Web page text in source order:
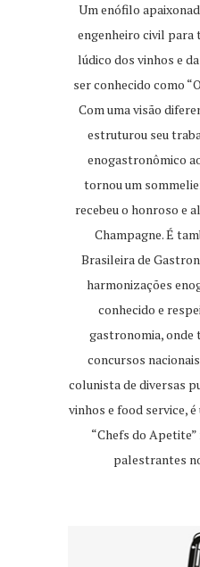
Um enófilo
engenheiro civil para
lúdico dos vinhos e
ser conhecido como
Com uma visão
estruturou seu
enogastronômico
tornou um
recebeu o honroso e
Champagne. É
Brasileira de
harmonizações
conhecido e
gastronomia, onde
concursos
colunista de diversas
vinhos e food service,
“Chefs do
palestrantes